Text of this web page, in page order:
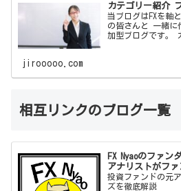
カテゴリー紹介
当ブログはFXを軸
の皆さんと 一緒に
加型ブログです。
で読めるコラム
jirooooo.com
相互リンクのブログ一覧
FX Nyaoのファ
アナリストがフ
投資ファンドの元
ズを徹底解説